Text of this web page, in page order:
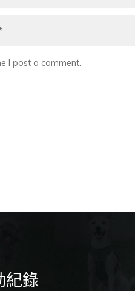
I post a comment.
紀錄